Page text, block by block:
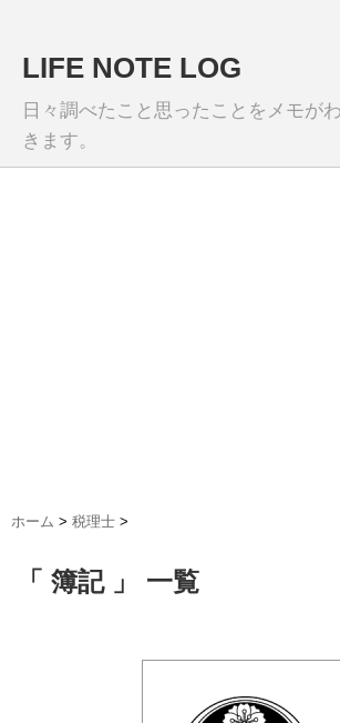
LIFE NOTE LOG
日々調べたこと思ったことをメモが
きます。
ホーム > 税理士 >
「 簿記 」 一覧